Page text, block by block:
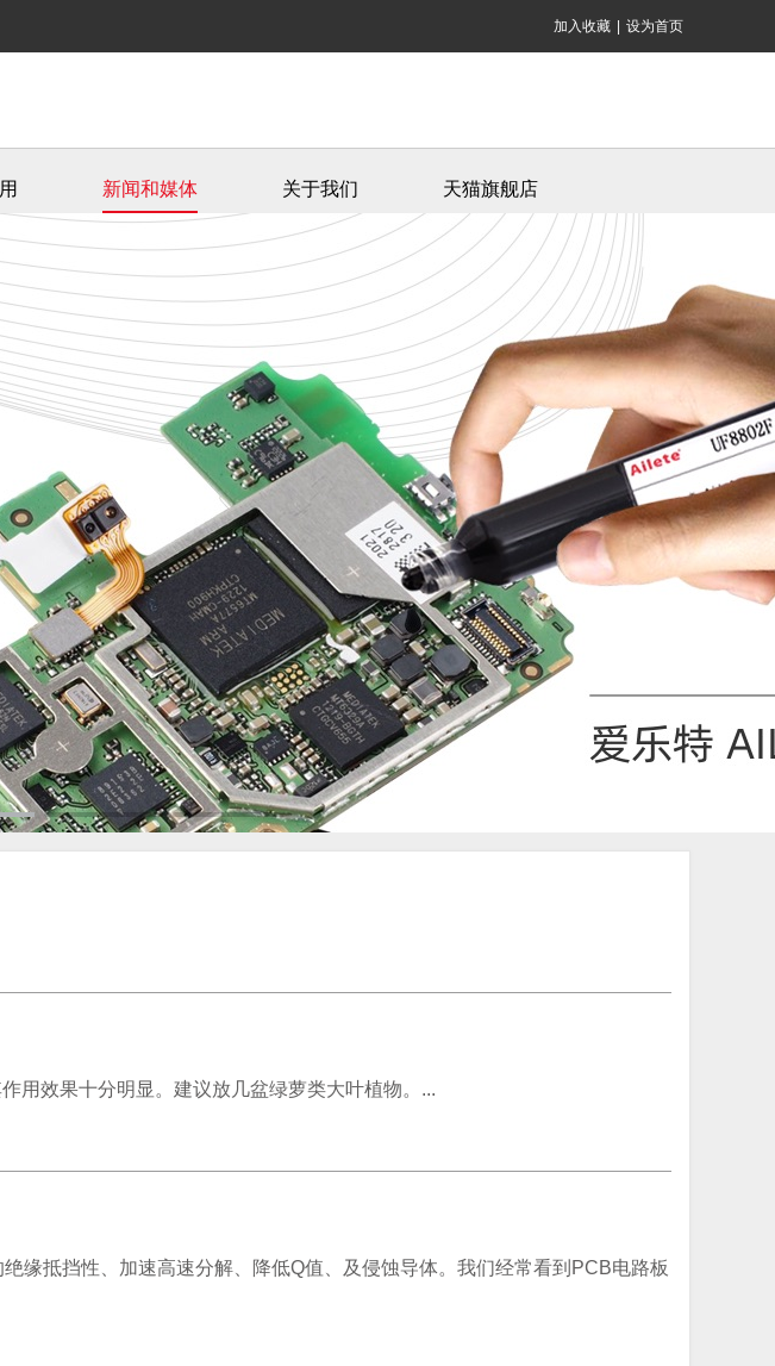
加入收藏 设为首页
新闻和媒体 关于我们 天猫旗舰店
用效果十分明显。建议放几盆绿萝类大叶植物。...
缘抵挡性、加速高速分解、降低Q值、及侵蚀导体。我们经常看到PCB电路板